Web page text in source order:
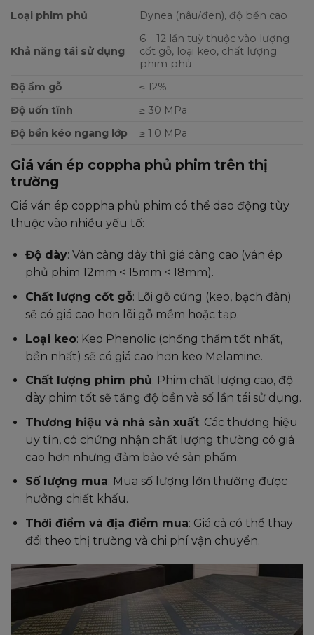
Loại phim phủ
Dynea (nâu/đen), độ bền cao
Khả năng tái sử dụng
6 – 12 lần tuỳ thuộc vào lượng
cốt gỗ, loại keo, chất lượng
phim phủ
Độ ẩm gỗ
≤ 12%
Độ uốn tĩnh
≥ 30 MPa
Độ bền kéo ngang lớp
≥ 1.0 MPa
Giá ván ép coppha phủ phim trên thị
trường
Giá ván ép coppha phủ phim có thể dao động tùy
thuộc vào nhiều yếu tố:
Độ dày: Ván càng dày thì giá càng cao (ván ép
phủ phim 12mm < 15mm < 18mm).
Chất lượng cốt gỗ: Lõi gỗ cứng (keo, bạch đàn)
sẽ có giá cao hơn lõi gỗ mềm hoặc tạp.
Loại keo: Keo Phenolic (chống thấm tốt nhất,
bền nhất) sẽ có giá cao hơn keo Melamine.
Chất lượng phim phủ: Phim chất lượng cao, độ
dày phim tốt sẽ tăng độ bền và số lần tái sử dụng.
Thương hiệu và nhà sản xuất: Các thương hiệu
uy tín, có chứng nhận chất lượng thường có giá
cao hơn nhưng đảm bảo về sản phẩm.
Số lượng mua: Mua số lượng lớn thường được
hưởng chiết khấu.
Thời điểm và địa điểm mua: Giá cả có thể thay
đổi theo thị trường và chi phí vận chuyển.